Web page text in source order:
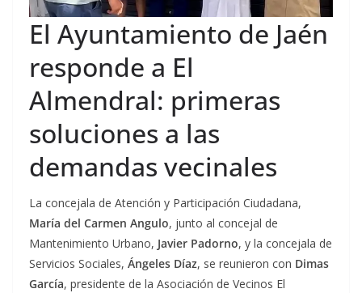
El Ayuntamiento de Jaén
responde a El
Almendral: primeras
soluciones a las
demandas vecinales
La concejala de Atención y Participación Ciudadana,
María del Carmen Angulo, junto al concejal de
Mantenimiento Urbano, Javier Padorno, y la concejala de
Servicios Sociales, Ángeles Díaz, se reunieron con Dimas
García, presidente de la Asociación de Vecinos El